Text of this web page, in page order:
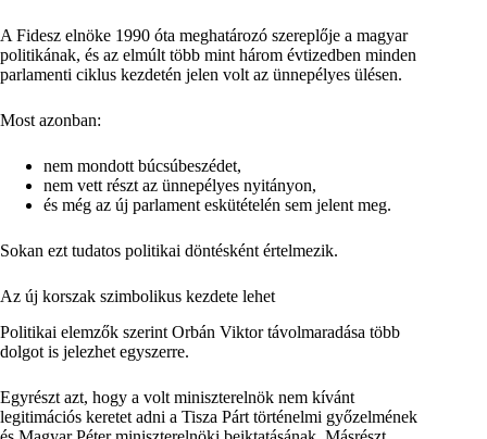
A Fidesz elnöke 1990 óta meghatározó szereplője a magyar
politikának, és az elmúlt több mint három évtizedben minden
parlamenti ciklus kezdetén jelen volt az ünnepélyes ülésen.
Most azonban:
nem mondott búcsúbeszédet,
nem vett részt az ünnepélyes nyitányon,
és még az új parlament eskütételén sem jelent meg.
Sokan ezt tudatos politikai döntésként értelmezik.
Az új korszak szimbolikus kezdete lehet
Politikai elemzők szerint Orbán Viktor távolmaradása több
dolgot is jelezhet egyszerre.
Egyrészt azt, hogy a volt miniszterelnök nem kívánt
legitimációs keretet adni a Tisza Párt történelmi győzelmének